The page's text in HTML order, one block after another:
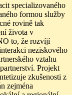
specializovaného
formou služby
rovině tak
života v
to, že rozvíjí
neziskového
vztahu
Projekt
zkušenosti z
zejména